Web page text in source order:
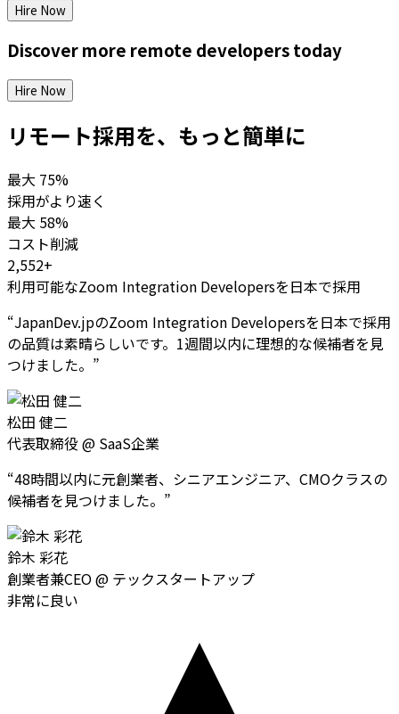
Hire Now
Discover more remote developerstoday
Hire Now
リモート採用を、もっと簡単に
最大 75%
採用がより速く
最大 58%
コスト削減
2,552+
利用可能なZoom Integration Developersを日本で採用
“JapanDev.jpのZoom Integration Developersを日本で採用
の品質は素晴らしいです。1週間以内に理想的な候補者を見
つけました。 ”
松田 健二
代表取締役 @ SaaS企業
“48時間以内に元創業者、シニアエンジニア、CMOクラスの
候補者を見つけました。 ”
鈴木 彩花
創業者兼CEO@ テックスタートアップ
非常に良い